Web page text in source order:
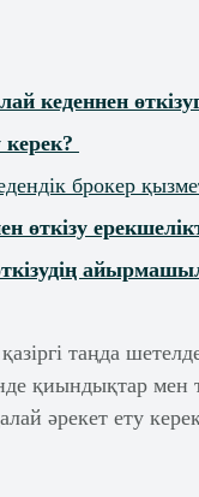
кеденнен
керек?
брокер
өткізу
таңда
қиындықтар мен
әрекет ету